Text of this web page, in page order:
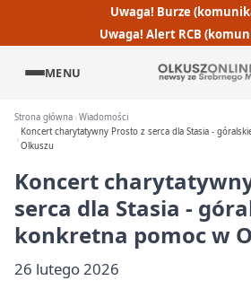
Uwaga! Burze
Uwaga! Alert RCB
MENU
Strona główna Wiadomości
Koncert charytatywny Prosto z serca dla Stasia -
Olkuszu
Koncert
serca dla Stasia -
konkretna pomoc w
26 lutego 2026